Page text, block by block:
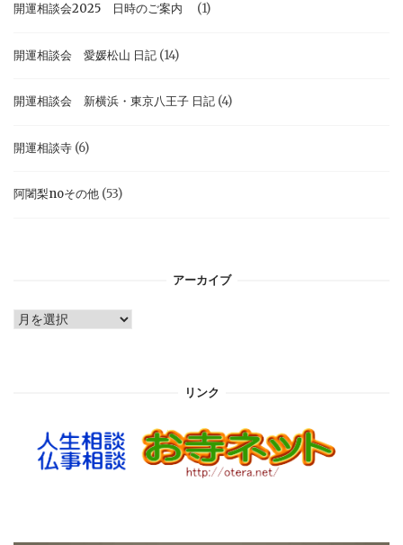
開運相談会2025 日時のご案内 (1)
開運相談会 愛媛松山 日記 (14)
開運相談会 新横浜・東京八王子 日記 (4)
開運相談寺 (6)
阿闍梨noその他 (53)
アーカイブ
ア
リンク